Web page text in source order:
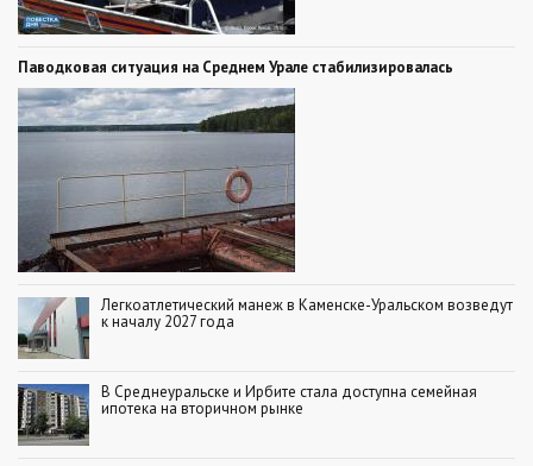
Паводковая ситуация на Среднем Урале стабилизировалась
Легкоатлетический манеж в Каменске-Уральском возведут
к началу 2027 года
В Среднеуральске и Ирбите стала доступна семейная
ипотека на вторичном рынке